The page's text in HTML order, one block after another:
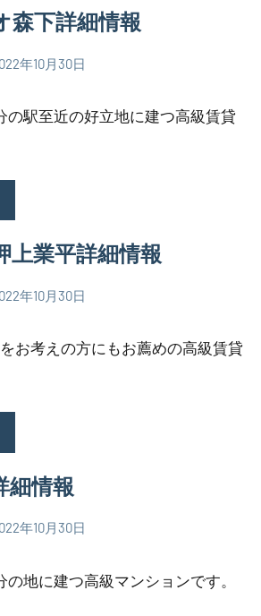
森下詳細情報
年10月30日
の駅至近の好立地に建つ高級賃貸
上業平詳細情報
年10月30日
お考えの方にもお薦めの高級賃貸
細情報
年10月30日
地に建つ高級マンションです。